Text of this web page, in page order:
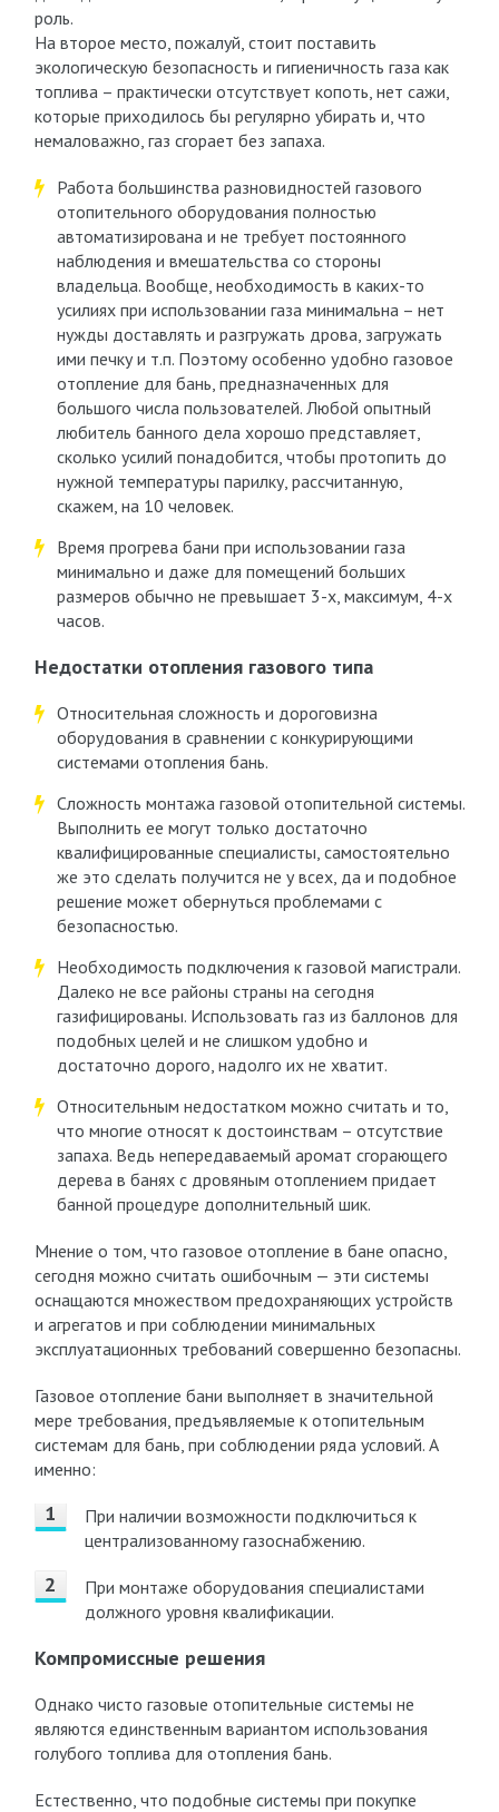
роль.
На второе место, пожалуй, стоит поставить
экологическую безопасность и гигиеничность газа как
топлива – практически отсутствует копоть, нет сажи,
которые приходилось бы регулярно убирать и, что
немаловажно, газ сгорает без запаха.
Работа большинства разновидностей газового
отопительного оборудования полностью
автоматизирована и не требует постоянного
наблюдения и вмешательства со стороны
владельца. Вообще, необходимость в каких-то
усилиях при использовании газа минимальна – нет
нужды доставлять и разгружать дрова, загружать
ими печку и т.п. Поэтому особенно удобно газовое
отопление для бань, предназначенных для
большого числа пользователей. Любой опытный
любитель банного дела хорошо представляет,
сколько усилий понадобится, чтобы протопить до
нужной температуры парилку, рассчитанную,
скажем, на 10 человек.
Время прогрева бани при использовании газа
минимально и даже для помещений больших
размеров обычно не превышает 3-х, максимум, 4-х
часов.
Недостатки отопления газового типа
Относительная сложность и дороговизна
оборудования в сравнении с конкурирующими
системами отопления бань.
Сложность монтажа газовой отопительной системы.
Выполнить ее могут только достаточно
квалифицированные специалисты, самостоятельно
же это сделать получится не у всех, да и подобное
решение может обернуться проблемами с
безопасностью.
Необходимость подключения к газовой магистрали.
Далеко не все районы страны на сегодня
газифицированы. Использовать газ из баллонов для
подобных целей и не слишком удобно и
достаточно дорого, надолго их не хватит.
Относительным недостатком можно считать и то,
что многие относят к достоинствам – отсутствие
запаха. Ведь непередаваемый аромат сгорающего
дерева в банях с дровяным отоплением придает
банной процедуре дополнительный шик.
Мнение о том, что газовое отопление в бане опасно,
сегодня можно считать ошибочным — эти системы
оснащаются множеством предохраняющих устройств
и агрегатов и при соблюдении минимальных
эксплуатационных требований совершенно безопасны.
Газовое отопление бани выполняет в значительной
мере требования, предъявляемые к отопительным
системам для бань, при соблюдении ряда условий. А
именно:
При наличии возможности подключиться к
централизованному газоснабжению.
При монтаже оборудования специалистами
должного уровня квалификации.
Компромиссные решения
Однако чисто газовые отопительные системы не
являются единственным вариантом использования
голубого топлива для отопления бань.
Естественно, что подобные системы при покупке